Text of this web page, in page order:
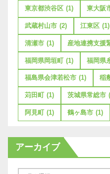
東京都渋谷区 (1) 東大阪
武蔵村山市 (2) 江東区 (1)
清瀬市 (1) 産地連携支援
福岡県岡垣町 (1) 福岡県
福島県会津若松市 (1) 稲
苅田町 (1) 茨城県常総市
阿見町 (1) 鶴ヶ島市 (1)
アーカイブ